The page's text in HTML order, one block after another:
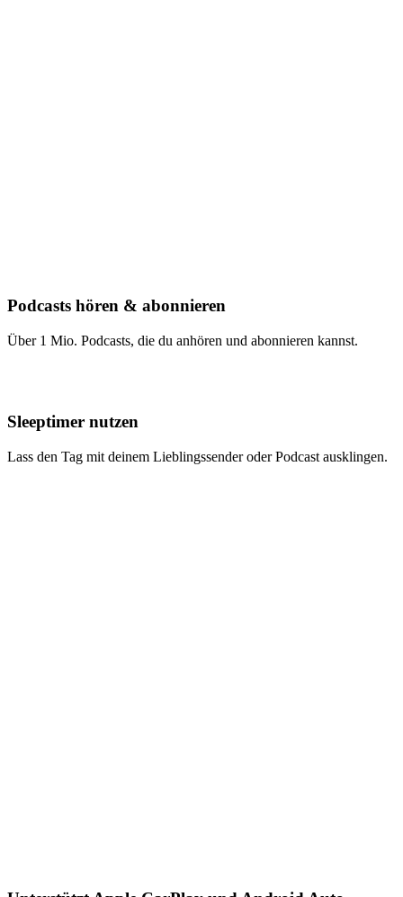
Podcasts hören & abonnieren
Über 1 Mio. Podcasts, die du anhören und abonnieren kannst.
Sleeptimer nutzen
Lass den Tag mit deinem Lieblingssender oder Podcast ausklingen.